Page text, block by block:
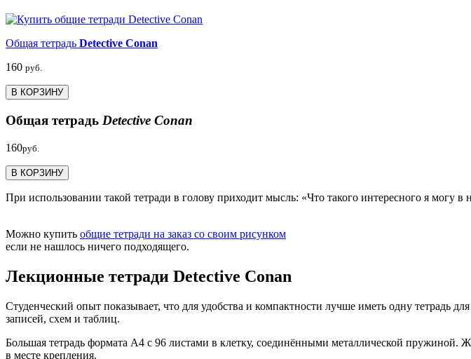
Общая тетрадь Detective Conan
160 руб.
В КОРЗИНУ
Общая тетрадь Detective Conan
160руб.
В КОРЗИНУ
При использовании такой тетради в голову приходит мысль: «Что такого интересного я могу
Можно купить общие тетради на заказ со своим рисунком
если не нашлось ничего подходящего.
Лекционные тетради Detective Conan
Студенческий опыт показывает, что для удобства и компактности лучше иметь одну тетрадь
записей, схем и таблиц.
Большая тетрадь формата А4 с 96 листами в клетку, соединёнными металлической пружиной.
в месте крепления.